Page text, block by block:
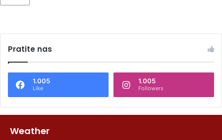
Pratite nas
1.005
Like
1.005
Followers
Weather